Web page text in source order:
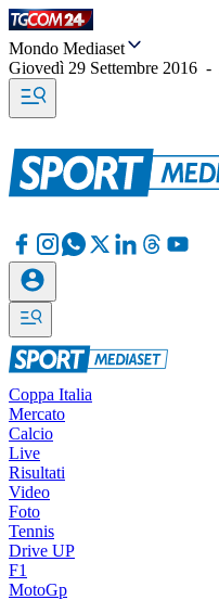
Mondo Mediaset
Giovedì 29 Settembre 2016 -
Coppa Italia
Mercato
Calcio
Live
Risultati
Video
Foto
Tennis
Drive UP
F1
MotoGp